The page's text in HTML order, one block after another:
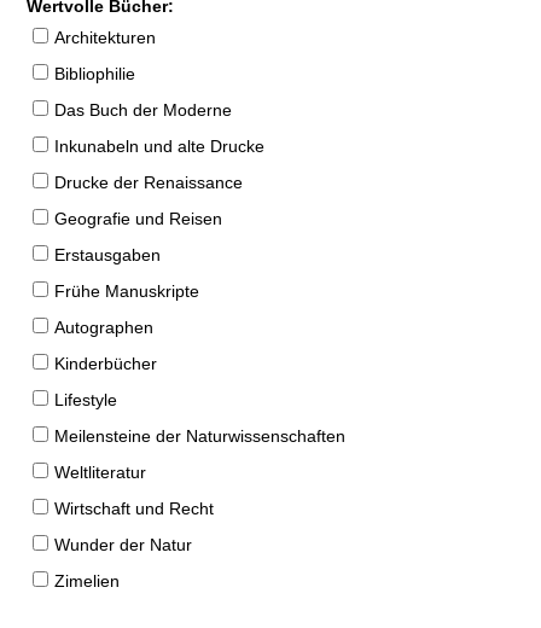
Wertvolle Bücher:
Architekturen
Bibliophilie
Das Buch der Moderne
Inkunabeln und alte Drucke
Drucke der Renaissance
Geografie und Reisen
Erstausgaben
Frühe Manuskripte
Autographen
Kinderbücher
Lifestyle
Meilensteine der Naturwissenschaften
Weltliteratur
Wirtschaft und Recht
Wunder der Natur
Zimelien